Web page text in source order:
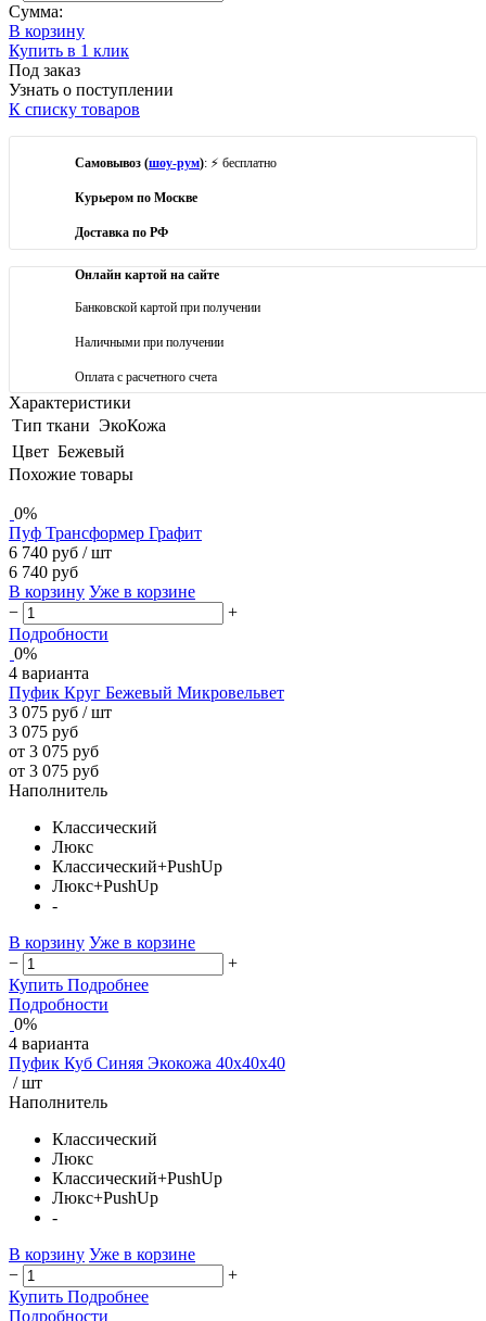
Сумма:
В корзину
Купить в 1 клик
Под заказ
Узнать о поступлении
К списку товаров
Самовывоз (шоу-рум): ⚡ бесплатно
Курьером по Москве
Доставка по РФ
Онлайн картой на сайте
Банковской картой при получении
Наличными при получении
Оплата с расчетного счета
Характеристики
Тип ткани ЭкоКожа
Цвет Бежевый
Похожие товары
0%
Пуф Трансформер Графит
6 740 руб / шт
6 740 руб
В корзину Уже в корзине
−
+
Подробности
0%
4 варианта
Пуфик Круг Бежевый Микровельвет
3 075 руб / шт
3 075 руб
от 3 075 руб
от 3 075 руб
Наполнитель
Классический
Люкс
Классический+PushUp
Люкс+PushUp
-
В корзину Уже в корзине
−
+
Купить Подробнее
Подробности
0%
4 варианта
Пуфик Куб Синяя Экокожа 40x40x40
/ шт
Наполнитель
Классический
Люкс
Классический+PushUp
Люкс+PushUp
-
В корзину Уже в корзине
−
+
Купить Подробнее
Подробности